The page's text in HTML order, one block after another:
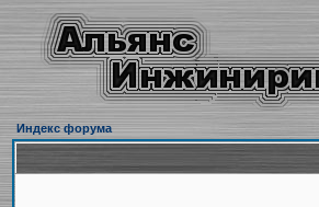
Индекс форума